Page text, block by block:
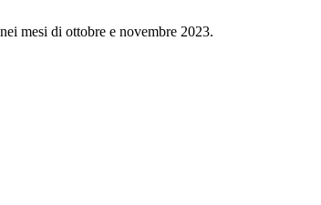
mesi di ottobre e novembre 2023.